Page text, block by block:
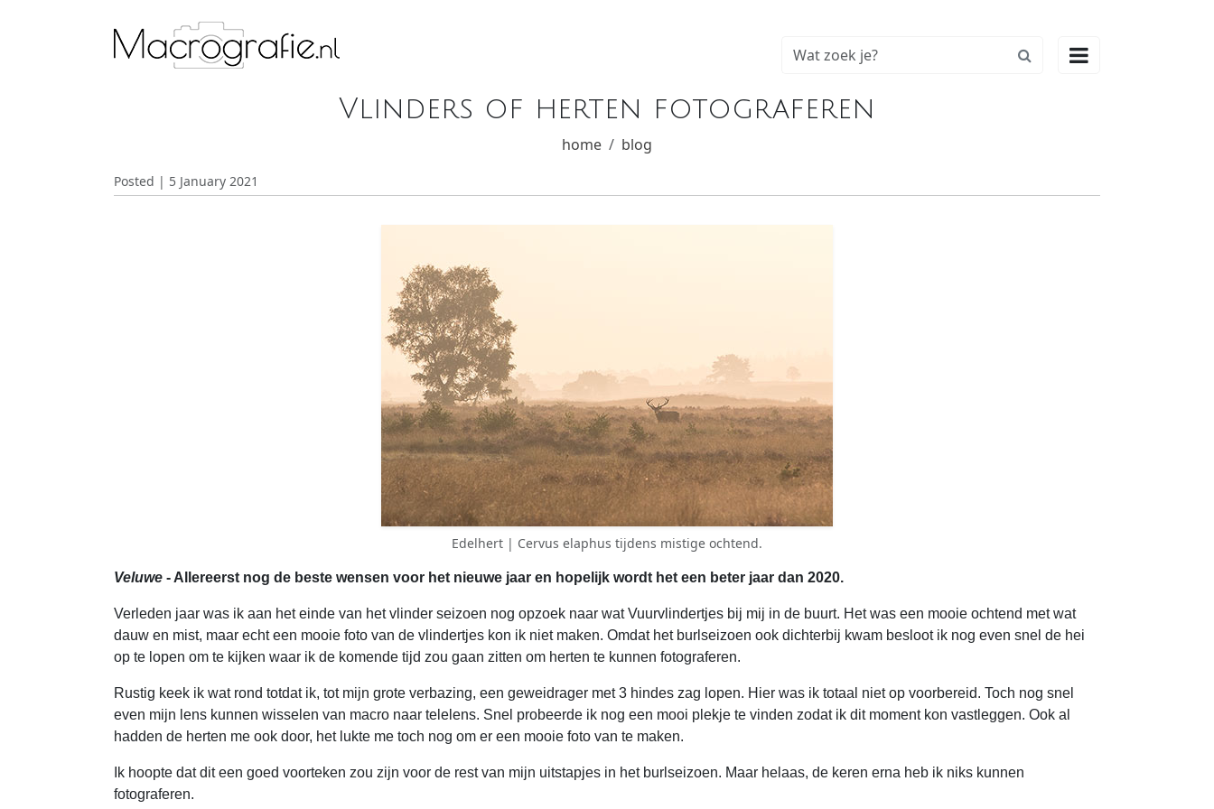

Vlinders of herten fotograferen
home blog
Posted | 5 January 2021
Edelhert | Cervus elaphus tijdens mistige ochtend.
Veluwe - Allereerst nog de beste wensen voor het nieuwe jaar en hopelijk wordt het een beter jaar dan 2020.
Verleden jaar was ik aan het einde van het vlinder seizoen nog opzoek naar wat Vuurvlindertjes bij mij in de buurt. Het was een mooie ochtend met wat
dauw en mist, maar echt een mooie foto van de vlindertjes kon ik niet maken. Omdat het burlseizoen ook dichterbij kwam besloot ik nog even snel de hei
op te lopen om te kijken waar ik de komende tijd zou gaan zitten om herten te kunnen fotograferen.
Rustig keek ik wat rond totdat ik, tot mijn grote verbazing, een geweidrager met 3 hindes zag lopen. Hier was ik totaal niet op voorbereid. Toch nog snel
even mijn lens kunnen wisselen van macro naar telelens. Snel probeerde ik nog een mooi plekje te vinden zodat ik dit moment kon vastleggen. Ook al
hadden de herten me ook door, het lukte me toch nog om er een mooie foto van te maken.
Ik hoopte dat dit een goed voorteken zou zijn voor de rest van mijn uitstapjes in het burlseizoen. Maar helaas, de keren erna heb ik niks kunnen
fotograferen.